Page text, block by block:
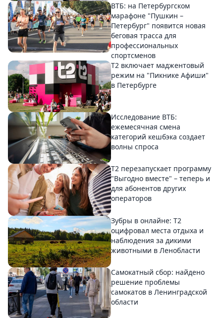
ВТБ: на Петербургском
марафоне "Пушкин –
Петербург" появится новая
беговая трасса для
профессиональных
спортсменов
Т2 включает маджентовый
режим на "Пикнике Афиши"
в Петербурге
Исследование ВТБ:
ежемесячная смена
категорий кешбэка создает
волны спроса
Т2 перезапускает программу
"Выгодно вместе" – теперь и
для абонентов других
операторов
Зубры в онлайне: Т2
оцифровал места отдыха и
наблюдения за дикими
животными в Ленобласти
Самокатный сбор: найдено
решение проблемы
самокатов в Ленинградской
области